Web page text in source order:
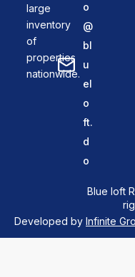
large
inventory
of
properties
nationwide.
o
@
bl
u
el
o
ft.
d
o
Blue loft
Developed by Infinite